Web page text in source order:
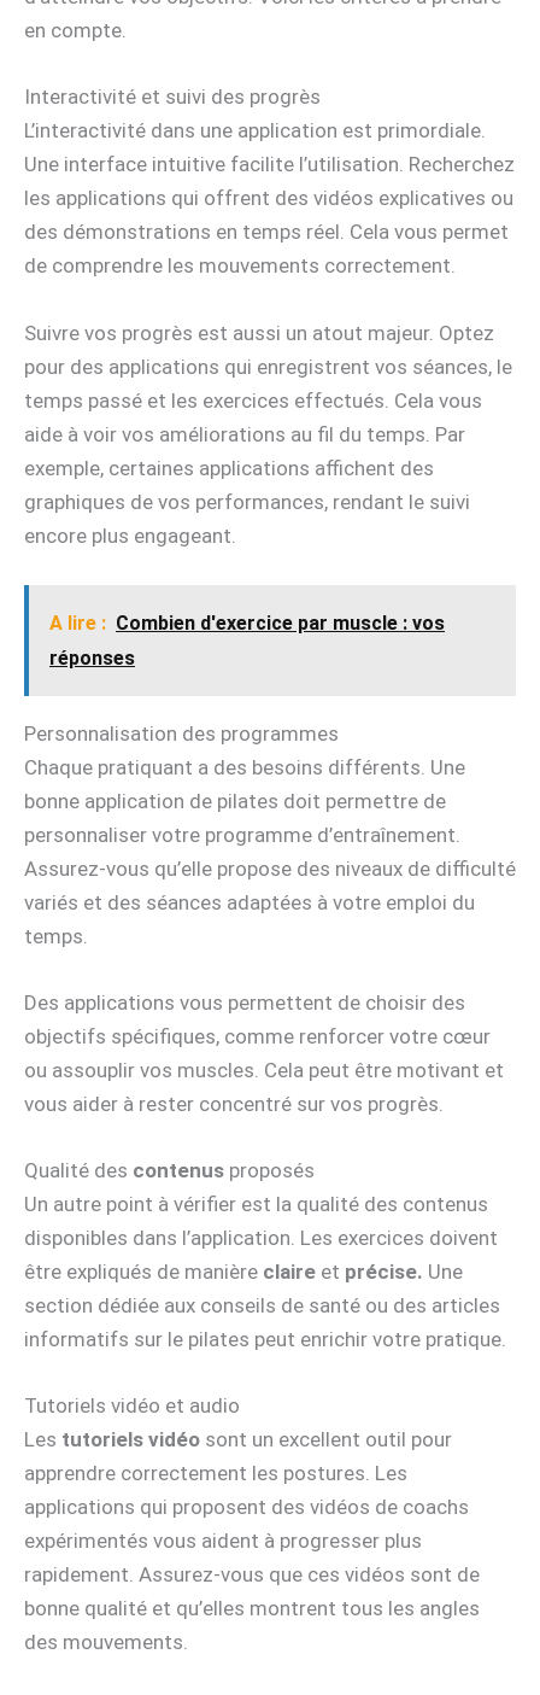
en compte.
Interactivité et suivi des progrès
L’interactivité dans une application est primordiale.
Une interface intuitive facilite l’utilisation. Recherchez
les applications qui offrent des vidéos explicatives ou
des démonstrations en temps réel. Cela vous permet
de comprendre les mouvements correctement.
Suivre vos progrès est aussi un atout majeur. Optez
pour des applications qui enregistrent vos séances, le
temps passé et les exercices effectués. Cela vous
aide à voir vos améliorations au fil du temps. Par
exemple, certaines applications affichent des
graphiques de vos performances, rendant le suivi
encore plus engageant.
A lire : Combien d'exercice par muscle : vos
réponses
Personnalisation des programmes
Chaque pratiquant a des besoins différents. Une
bonne application de pilates doit permettre de
personnaliser votre programme d’entraînement.
Assurez-vous qu’elle propose des niveaux de difficulté
variés et des séances adaptées à votre emploi du
temps.
Des applications vous permettent de choisir des
objectifs spécifiques, comme renforcer votre cœur
ou assouplir vos muscles. Cela peut être motivant et
vous aider à rester concentré sur vos progrès.
Qualité des contenus proposés
Un autre point à vérifier est la qualité des contenus
disponibles dans l’application. Les exercices doivent
être expliqués de manière claire et précise. Une
section dédiée aux conseils de santé ou des articles
informatifs sur le pilates peut enrichir votre pratique.
Tutoriels vidéo et audio
Les tutoriels vidéo sont un excellent outil pour
apprendre correctement les postures. Les
applications qui proposent des vidéos de coachs
expérimentés vous aident à progresser plus
rapidement. Assurez-vous que ces vidéos sont de
bonne qualité et qu’elles montrent tous les angles
des mouvements.